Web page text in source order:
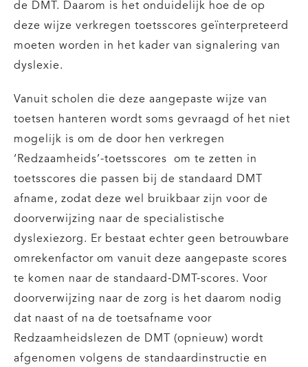
de DMT. Daarom is het onduidelijk hoe de op
deze wijze verkregen toetsscores geïnterpreteerd
moeten worden in het kader van signalering van
dyslexie.
Vanuit scholen die deze aangepaste wijze van
toetsen hanteren wordt soms gevraagd of het niet
mogelijk is om de door hen verkregen
‘Redzaamheids’-toetsscores om te zetten in
toetsscores die passen bij de standaard DMT
afname, zodat deze wel bruikbaar zijn voor de
doorverwijzing naar de specialistische
dyslexiezorg. Er bestaat echter geen betrouwbare
omrekenfactor om vanuit deze aangepaste scores
te komen naar de standaard-DMT-scores. Voor
doorverwijzing naar de zorg is het daarom nodig
dat naast of na de toetsafname voor
Redzaamheidslezen de DMT (opnieuw) wordt
afgenomen volgens de standaardinstructie en